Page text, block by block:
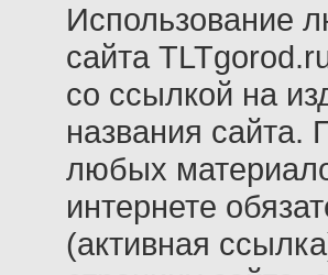
Использование
сайта
со ссылкой на
названия сайта.
любых
интернете
(активная